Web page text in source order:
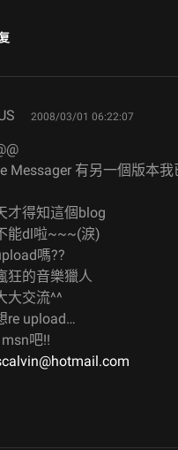
says:
2008/03/01 06:22:07
Messager 有另一個版本
才得知這個blog
能dl啦~~~(淚)
嗎??
狂的音樂獵人
大交流^^
re upload…
吧!!